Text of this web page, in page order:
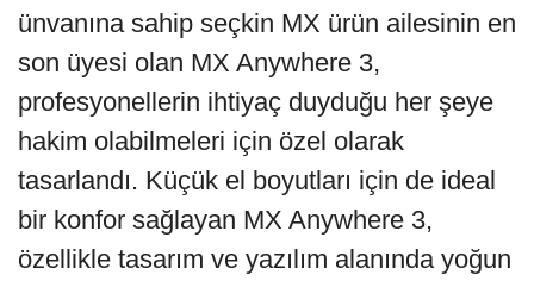
ünvanına sahip seçkin MX ürün ailesinin en
son üyesi olan MX Anywhere 3,
profesyonellerin ihtiyaç duyduğu her şeye
hakim olabilmeleri için özel olarak
tasarlandı. Küçük el boyutları için de ideal
bir konfor sağlayan MX Anywhere 3,
özellikle tasarım ve yazılım alanında yoğun